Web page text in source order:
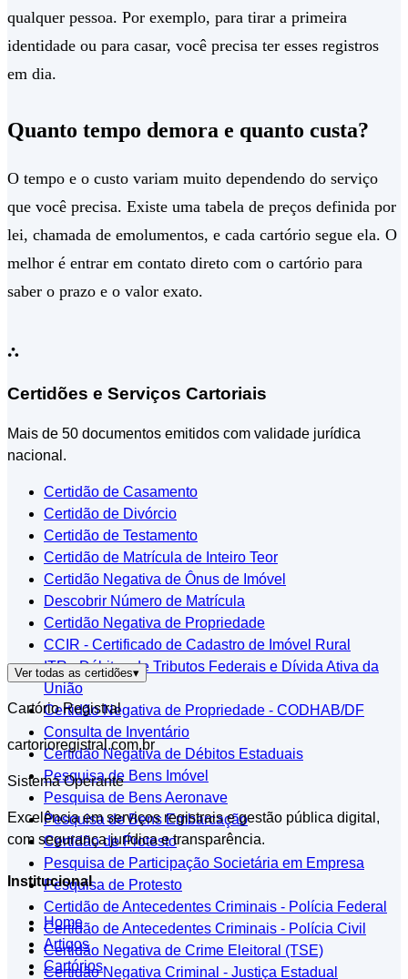
qualquer pessoa. Por exemplo, para tirar a primeira
identidade ou para casar, você precisa ter esses registros
em dia.
Quanto tempo demora e quanto custa?
O tempo e o custo variam muito dependendo do serviço
que você precisa. Existe uma tabela de preços definida por
lei, chamada de emolumentos, e cada cartório segue ela. O
melhor é entrar em contato direto com o cartório para
saber o prazo e o valor exato.
⛬
Certidões e Serviços Cartoriais
Mais de 50 documentos emitidos com validade jurídica
nacional.
Certidão de Casamento
Certidão de Divórcio
Certidão de Testamento
Certidão de Matrícula de Inteiro Teor
Certidão Negativa de Ônus de Imóvel
Descobrir Número de Matrícula
Certidão Negativa de Propriedade
CCIR - Certificado de Cadastro de Imóvel Rural
ITR - Débitos de Tributos Federais e Dívida Ativa da
União
Certidão Negativa de Propriedade - CODHAB/DF
Consulta de Inventário
Certidão Negativa de Débitos Estaduais
Pesquisa de Bens Imóvel
Pesquisa de Bens Aeronave
Pesquisa de Bens Embarcação
Certidão de Protesto
Pesquisa de Participação Societária em Empresa
Pesquisa de Protesto
Certidão de Antecedentes Criminais - Polícia Federal
Certidão de Antecedentes Criminais - Polícia Civil
Certidão Negativa de Crime Eleitoral (TSE)
Certidão Negativa Criminal - Justiça Estadual
Ver todas as certidões▾
Cartório Registral
cartorioregistral.com.br
Sistema Operante
Excelência em serviços registrais e gestão pública digital,
com segurança jurídica e transparência.
Institucional
Home
Artigos
Cartórios